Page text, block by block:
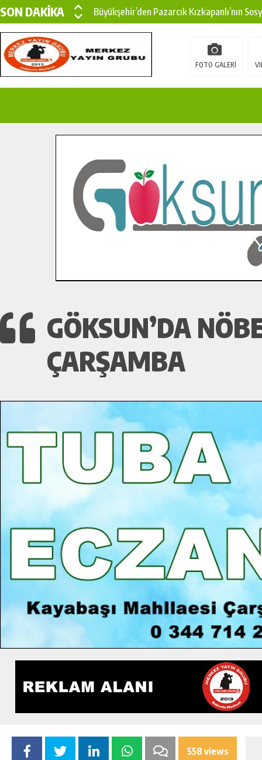
SON DAKİKA
Büyükşehir’den Pazarcık Kızkapanlı’nın
Büyükşehir’den Pazarcık Kırsalına Modern
Çin’den KSÜ’ye Uluslararası Başarı:
İlçe Jandarma Komutanı Karakaya’dan
Bertiz’in Yeni Köprüsünde Sona Doğru.
FOTO GALERİ
GÖKSUN’DA
ÇARŞAMBA
558 views